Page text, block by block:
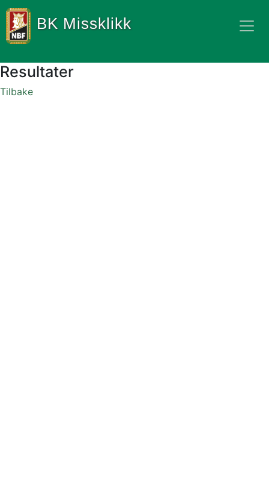
BK Missklikk
Resultater
Tilbake